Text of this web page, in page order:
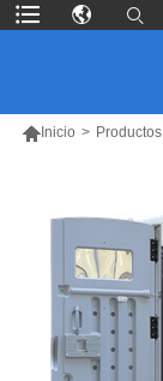
Inicio > Productos